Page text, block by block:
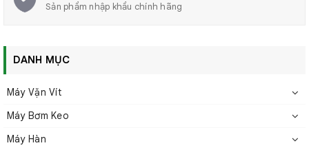
Sản phẩm nhập khẩu chính hãng
DANH MỤC
Máy Vặn Vít
Máy Bơm Keo
Máy Hàn